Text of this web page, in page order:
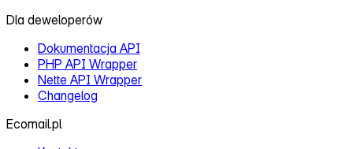
Dla deweloperów
Dokumentacja API
PHP API Wrapper
Nette API Wrapper
Changelog
Ecomail.pl